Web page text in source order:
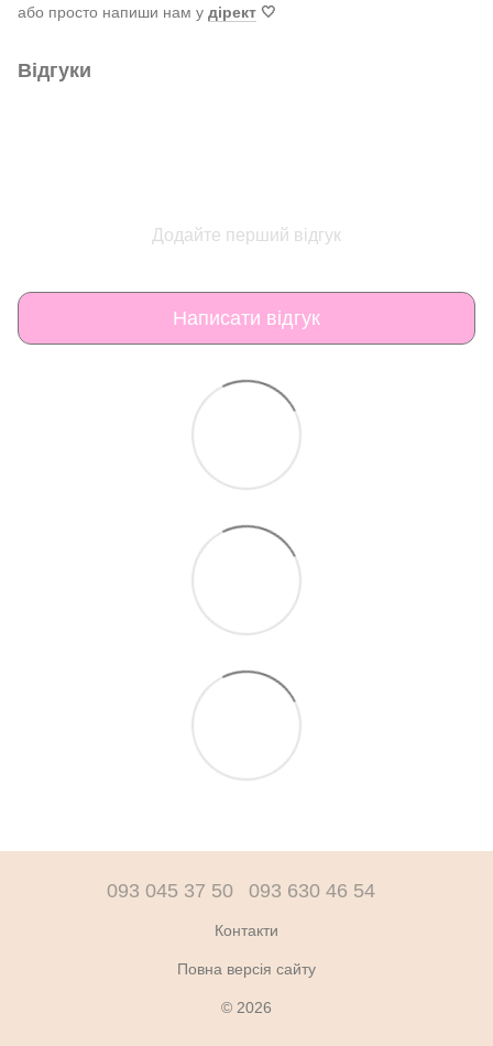
або просто напиши нам у дірект 🤍
Відгуки
Додайте перший відгук
Написати відгук
093 045 37 50 093 630 46 54
Контакти
Повна версія сайту
© 2026